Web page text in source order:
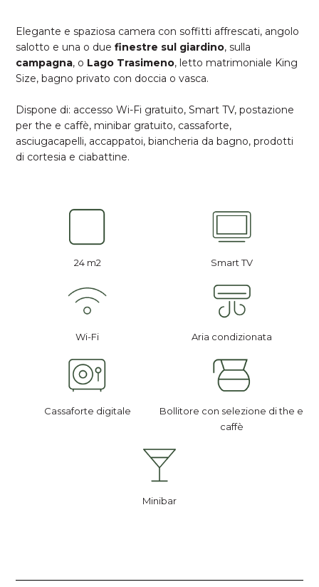
Elegante e spaziosa camera con soffitti affrescati, angolo
salotto e una o due finestre sul giardino, sulla
campagna, o Lago Trasimeno, letto matrimoniale King
Size, bagno privato con doccia o vasca.
Dispone di: accesso Wi-Fi gratuito, Smart TV, postazione
per the e caffè, minibar gratuito, cassaforte,
asciugacapelli, accappatoi, biancheria da bagno, prodotti
di cortesia e ciabattine.
24 m2 Smart TV
Wi-Fi Aria condizionata
Cassaforte digitale
Bollitore con selezione di the e
caffè
Minibar